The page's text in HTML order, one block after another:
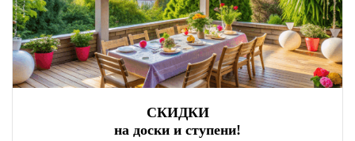
СКИДКИ
на доски и ступени!